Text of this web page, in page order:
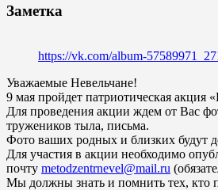
Заметка
https://vk.com/album-
Уважаемые Невельчане!
9 мая пройдет патриотическая акция
Для проведения акции ждем от Вас
тружеников тыла, письма.
Фото ваших родных и близких будут
Для участия в акции необходимо
почту metodzentrnevel@mail.ru
Мы должны знать и помнить тех, кто